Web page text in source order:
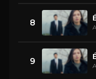
8
9